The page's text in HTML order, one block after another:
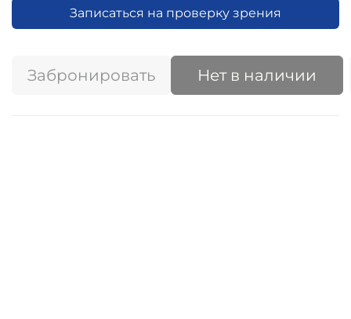
Записаться на проверку зрения
Забронировать Нет в наличии